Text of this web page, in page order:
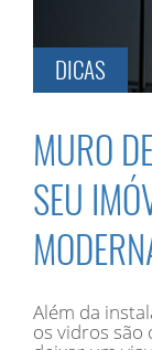
DICAS
MURO
SEU
Além da
os vidros são